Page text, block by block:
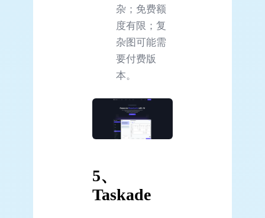
杂；免费额
度有限；复
杂图可能需
要付费版
本。
5、
Taskade